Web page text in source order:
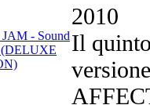
2010
Il